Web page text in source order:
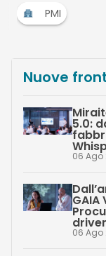
PMI
Nuove
5.0:
06 Ago
06 Ago